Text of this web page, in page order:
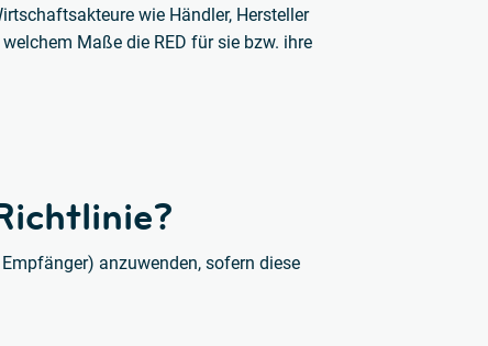
wie Händler, Hersteller
Maße die RED für sie bzw. ihre
anzuwenden, sofern diese